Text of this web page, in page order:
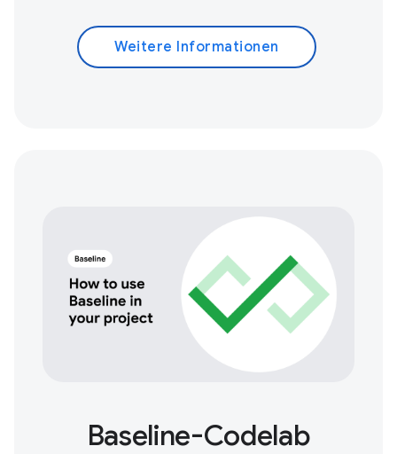
Weitere Informationen
Baseline-Codelab